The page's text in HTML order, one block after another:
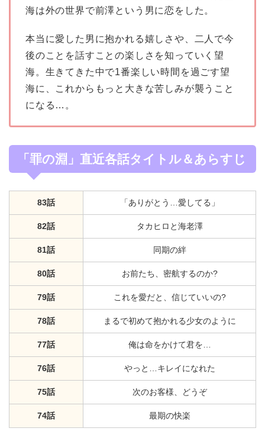
海は外の世界で前澤という男に恋をした。
本当に愛した男に抱かれる嬉しさや、二人で今
後のことを話すことの楽しさを知っていく望
海。生きてきた中で1番楽しい時間を過ごす望
海に、これからもっと大きな苦しみが襲うこと
になる…。
「罪の淵」直近各話タイトル＆あらすじ
83話 「ありがとう…愛してる」
82話 タカヒロと海老澤
81話 同期の絆
80話 お前たち、密航するのか?
79話 これを愛だと、信じていいの?
78話 まるで初めて抱かれる少女のように
77話 俺は命をかけて君を…
76話 やっと…キレイになれた
75話 次のお客様、どうぞ
74話 最期の快楽